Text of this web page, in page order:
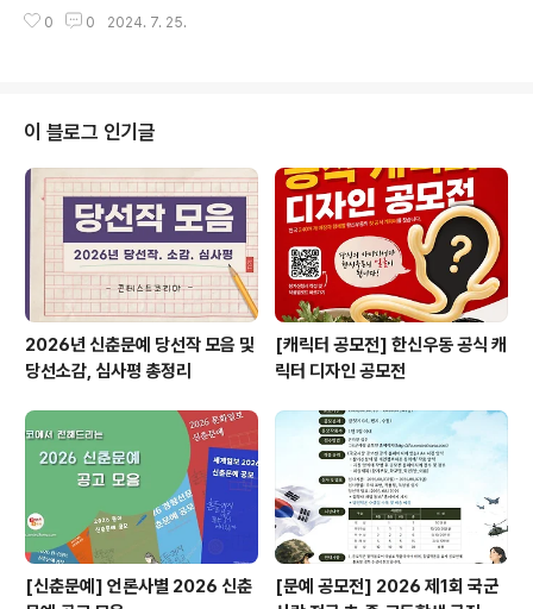
0만 원, 서울시장상 수여우 수 상(3팀): 상금 100만 원, 서
화 부문– 창업 7년 이내 기업(개인, 법인 등 ‘17년 7월 3일
접수http://www.seastartup.kr ◎ 접수기간2024년 7
월 2일 ~ 7월 31일 ◎ 결과발표- 2024년 8월 9일* 홈
페이지 및 개별 공지 ◎ 시상내역[사업화 부문]- 대상 1,0
00만원 (1점)- 최우수상 500만원 (2점)- 우수상 200만
원 (2점) [아이..
0 0 2024. 7. 25.
이 블로그 인기글
2026년 신춘문예 당선작 모음 및
당선소감, 심사평 총정리
[캐릭터 공모전] 한신우동 공식 캐
릭터 디자인 공모전
[신춘문예] 언론사별 2026 신춘
[문예 공모전] 2026 제1회 국군